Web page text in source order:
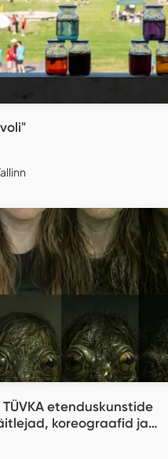
TÜVKA etenduskunstide
koreograafid ja